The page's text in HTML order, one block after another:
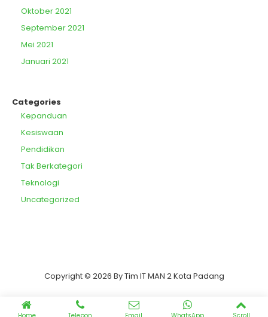
Oktober 2021
September 2021
Mei 2021
Januari 2021
Categories
Kepanduan
Kesiswaan
Pendidikan
Tak Berkategori
Teknologi
Uncategorized
Copyright © 2026 By Tim IT MAN 2 Kota Padang